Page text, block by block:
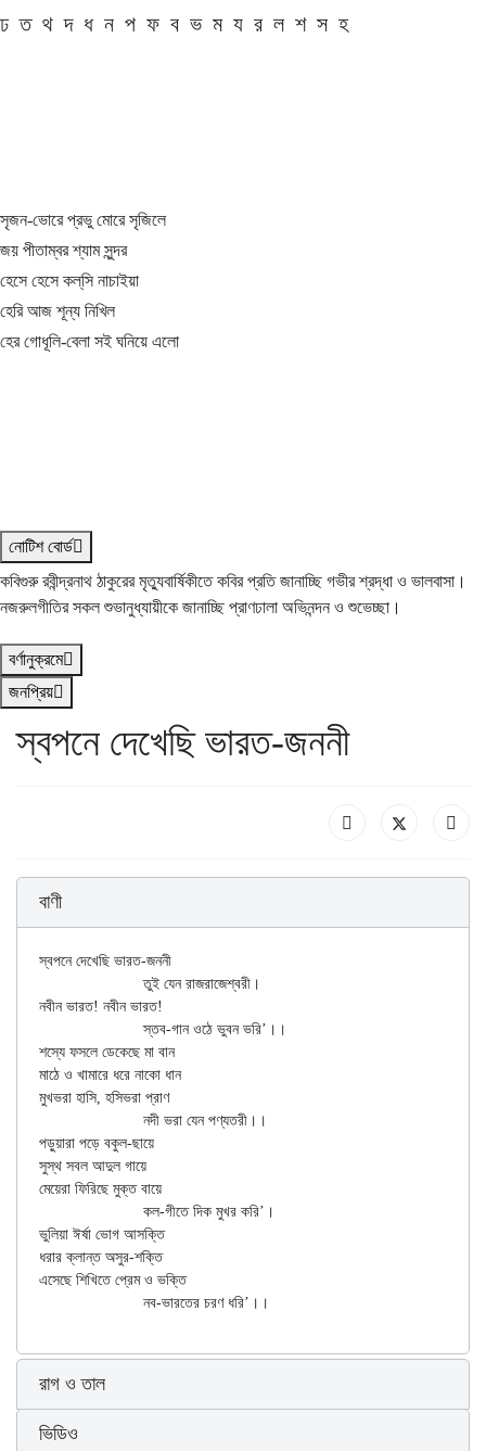
ঢ ত থ দ ধ ন প ফ ব ভ ম য র ল শ স হ
সৃজন-ভোরে প্রভু মোরে সৃজিলে
জয় পীতাম্বর শ্যাম সুন্দর
হেসে হেসে কল্‌সি নাচাইয়া
হেরি আজ শূন্য নিখিল
হের গোধূলি-বেলা সই ঘনিয়ে এলো
নোটিশ বোর্ড
কবিগুরু রবীন্দ্রনাথ ঠাকুরের মৃত্যুবার্ষিকীতে কবির প্রতি জানাচ্ছি গভীর শ্রদ্ধা ও ভালবাসা।
নজরুলগীতির সকল শুভানুধ্যায়ীকে জানাচ্ছি প্রাণঢালা অভিনন্দন ও শুভেচ্ছা।
বর্ণানুক্রমে
জনপ্রিয়
স্বপনে দেখেছি ভারত-জননী
বাণী
স্বপনে দেখেছি ভারত-জননী
			তুই যেন রাজরাজেশ্বরী।
নবীন ভারত! নবীন ভারত!
			স্তব-গান ওঠে ভুবন ভরি’।।
শস্যে ফসলে ডেকেছে মা বান
মাঠে ও খামারে ধরে নাকো ধান
মুখভরা হাসি, হসিভরা প্রাণ
পড়ুয়ারা পড়ে বকুল-ছায়ে
সুস্থ সবল আদুল গায়ে
মেয়েরা ফিরিছে মুক্ত বায়ে
ভুলিয়া ঈর্ষা ভোগ আসক্তি
ধরার ক্লান্ত অসুর-শক্তি
এসেছে শিখিতে প্রেম ও ভক্তি
রাগ ও তাল
ভিডিও